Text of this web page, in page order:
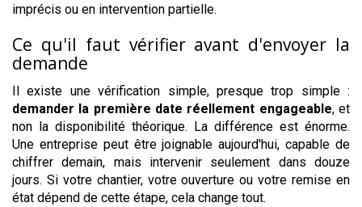
imprécis ou en intervention partielle.
Ce qu'il faut vérifier avant d'envoyer la
demande
Il existe une vérification simple, presque trop simple :
demander la première date réellement engageable, et
non la disponibilité théorique. La différence est énorme.
Une entreprise peut être joignable aujourd'hui, capable de
chiffrer demain, mais intervenir seulement dans douze
jours. Si votre chantier, votre ouverture ou votre remise en
état dépend de cette étape, cela change tout.